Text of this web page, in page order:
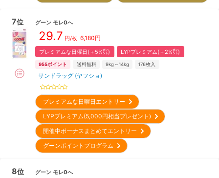
7位 グーン モレ0へ
29.7 円/枚 6,180円
プレミアムな日曜日(＋5%㌽) LYPプレミアム(＋2%㌽)
955ポイント 送料無料 9kg～14kg 176枚入
サンドラッグ (ヤフショ)
プレミアムな日曜日エントリー
LYPプレミアム(5,000円相当プレゼント)
開催中ボーナスまとめてエントリー
グーンポイントプログラム
8位 グーン モレ0へ